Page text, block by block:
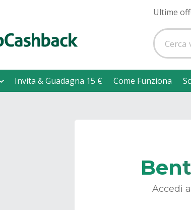
Ultime
Invita & Guadagna 15 € Come Funziona
Accedi